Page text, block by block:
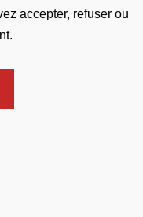
accepter, refuser ou